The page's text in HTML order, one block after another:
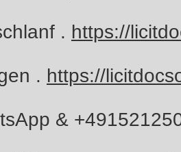
. https://
. https://
&